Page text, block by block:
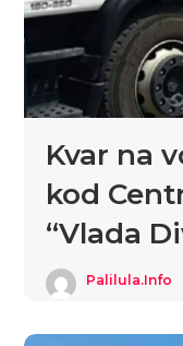
Kvar na
kod
“Vlada
Palilula.info